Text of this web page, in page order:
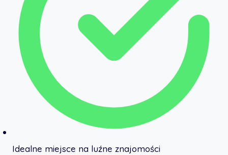
Idealne miejsce na luźne znajomości